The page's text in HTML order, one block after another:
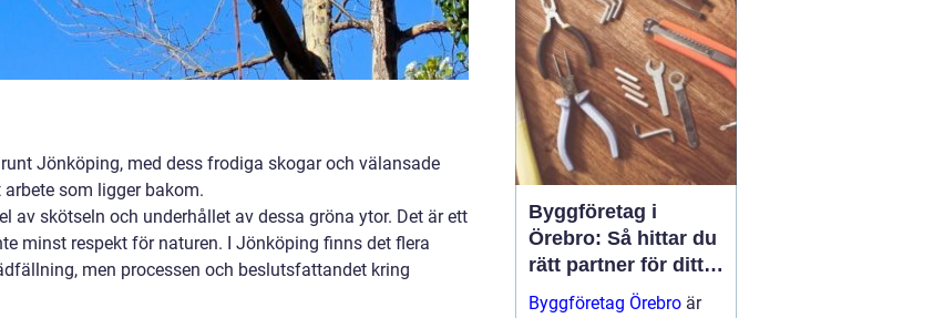
Jönköping, med dess frodiga skogar och välansade
som ligger bakom.
av skötseln och underhållet av dessa gröna ytor. Det är ett
minst respekt för naturen. I Jönköping finns det flera
men processen och beslutsfattandet kring
förbere...
Byggföretag i
Örebro: Så hittar du
rätt partner för ditt
projekt
Byggföretag Örebro är